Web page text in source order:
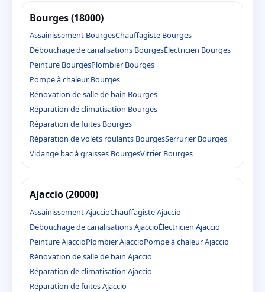
Bourges (18000)
Assainissement BourgesChauffagiste Bourges
Débouchage de canalisations BourgesÉlectricien Bourges
Peinture BourgesPlombier Bourges
Pompe à chaleur Bourges
Rénovation de salle de bain Bourges
Réparation de climatisation Bourges
Réparation de fuites Bourges
Réparation de volets roulants BourgesSerrurier Bourges
Vidange bac à graisses BourgesVitrier Bourges
Ajaccio (20000)
Assainissement AjaccioChauffagiste Ajaccio
Débouchage de canalisations AjaccioÉlectricien Ajaccio
Peinture AjaccioPlombier AjaccioPompe à chaleur Ajaccio
Rénovation de salle de bain Ajaccio
Réparation de climatisation Ajaccio
Réparation de fuites Ajaccio